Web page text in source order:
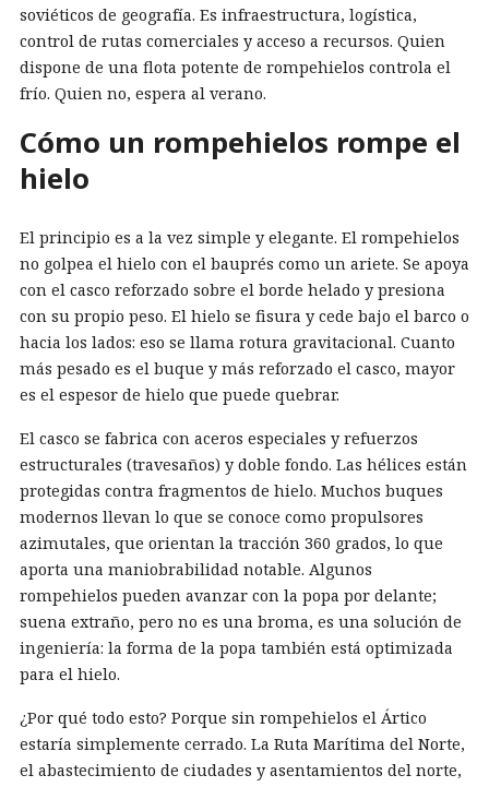
soviéticos de geografía. Es infraestructura, logística,
control de rutas comerciales y acceso a recursos. Quien
dispone de una flota potente de rompehielos controla el
frío. Quien no, espera al verano.
Cómo un rompehielos rompe el
hielo
El principio es a la vez simple y elegante. El rompehielos
no golpea el hielo con el bauprés como un ariete. Se apoya
con el casco reforzado sobre el borde helado y presiona
con su propio peso. El hielo se fisura y cede bajo el barco o
hacia los lados: eso se llama rotura gravitacional. Cuanto
más pesado es el buque y más reforzado el casco, mayor
es el espesor de hielo que puede quebrar.
El casco se fabrica con aceros especiales y refuerzos
estructurales (travesaños) y doble fondo. Las hélices están
protegidas contra fragmentos de hielo. Muchos buques
modernos llevan lo que se conoce como propulsores
azimutales, que orientan la tracción 360 grados, lo que
aporta una maniobrabilidad notable. Algunos
rompehielos pueden avanzar con la popa por delante;
suena extraño, pero no es una broma, es una solución de
ingeniería: la forma de la popa también está optimizada
para el hielo.
¿Por qué todo esto? Porque sin rompehielos el Ártico
estaría simplemente cerrado. La Ruta Marítima del Norte,
el abastecimiento de ciudades y asentamientos del norte,